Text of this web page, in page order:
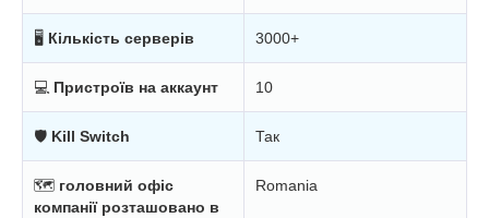
🖥 Кількість серверів 3000+
💻 Пристроїв на аккаунт 10
🛡 Kill Switch Так
🗺 головний офіс
компанії розташовано в
Romania